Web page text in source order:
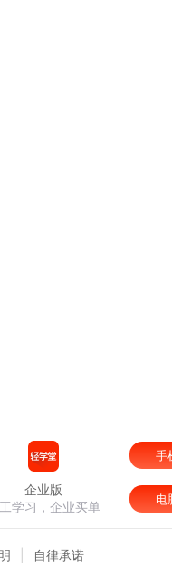
企业版
学习，企业买单
手
电
自律承诺